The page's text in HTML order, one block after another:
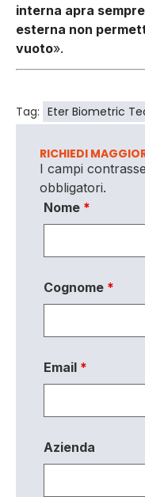
interna apra
esterna non
vuoto».
Tag: Eter Biometric
RICHIEDI
I campi
obbligatori.
Nome *
Cognome *
Email *
Azienda